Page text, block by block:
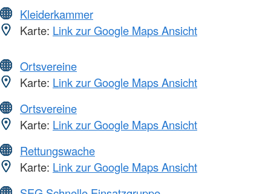
Kleiderkammer
Karte: Link zur Google Maps Ansicht
Ortsvereine
Karte: Link zur Google Maps Ansicht
Ortsvereine
Karte: Link zur Google Maps Ansicht
Rettungswache
Karte: Link zur Google Maps Ansicht